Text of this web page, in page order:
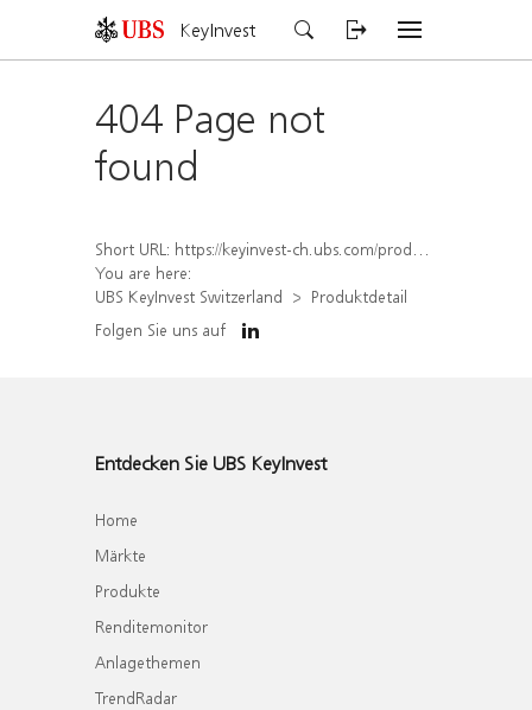
KeyInvest
404 Page not
found
Short URL: https://keyinvest-ch.ubs.com/produkt/detail/index/isin/CH1579768438
You are here:
UBS KeyInvest Switzerland
Produktdetail
Folgen Sie uns auf
Entdecken Sie UBS KeyInvest
Home
Märkte
Produkte
Renditemonitor
Anlagethemen
TrendRadar